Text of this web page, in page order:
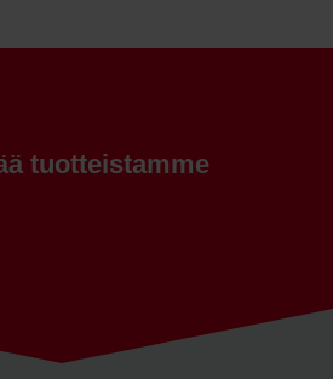
tuotteistamme